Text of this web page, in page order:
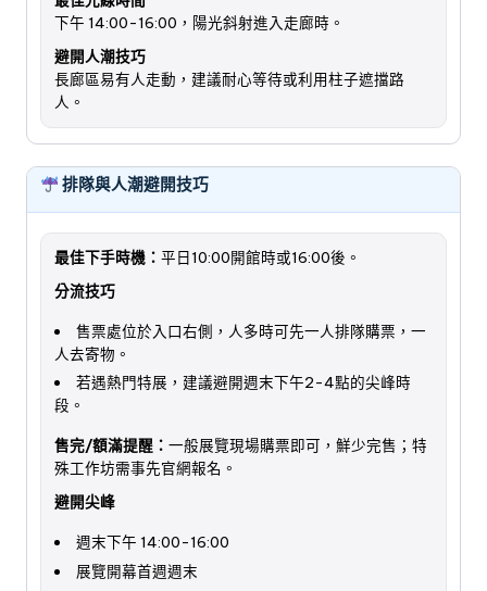
下午 14:00-16:00，陽光斜射進入走廊時。
避開人潮技巧
長廊區易有人走動，建議耐心等待或利用柱子遮擋路
人。
排隊與人潮避開技巧
最佳下手時機： 平日10:00開館時或16:00後。
分流技巧
售票處位於入口右側，人多時可先一人排隊購票，一
人去寄物。
若遇熱門特展，建議避開週末下午2-4點的尖峰時
段。
售完/額滿提醒： 一般展覽現場購票即可，鮮少完售；特
殊工作坊需事先官網報名。
避開尖峰
週末下午 14:00-16:00
展覽開幕首週週末